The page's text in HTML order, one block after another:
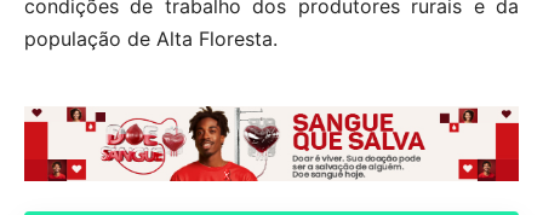
condições de trabalho dos produtores rurais e da
população de Alta Floresta.